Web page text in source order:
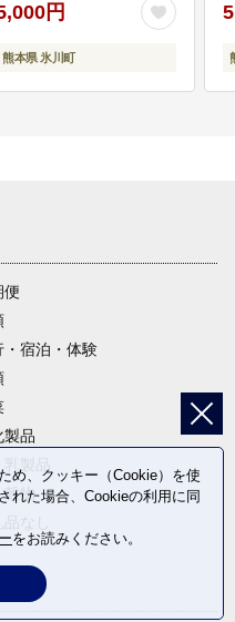
円
熊本県 氷川町
便
・宿泊・体験
製品
製品
穀物
め、クッキー（Cookie）を使
れた場合、Cookieの利用に同
をお読みください。